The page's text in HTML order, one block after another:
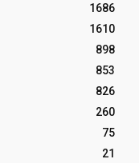
1686
1610
898
853
826
260
75
21